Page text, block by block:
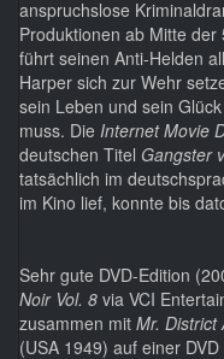
anspruchslose
Produktionen ab Mitte
führt seinen Anti-Helden
Harper sich zur Wehr
sein Leben und sein
muss. Die Internet Movie
deutschen Titel Gangster
tatsächlich im
im Kino lief, konnte bis
Sehr gute DVD-Edition
Noir Vol. 8 via VCI
zusammen mit Mr. District
(USA 1949) auf einer